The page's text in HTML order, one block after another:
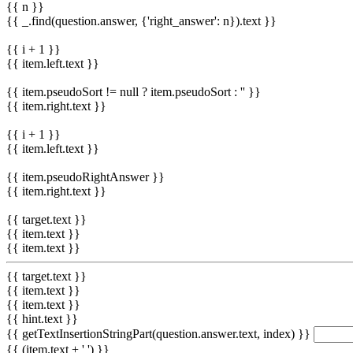
{{ n }}
{{ _.find(question.answer, {'right_answer': n}).text }}
{{ i + 1 }}
{{ item.left.text }}
{{ item.pseudoSort != null ? item.pseudoSort : '' }}
{{ item.right.text }}
{{ i + 1 }}
{{ item.left.text }}
{{ item.pseudoRightAnswer }}
{{ item.right.text }}
{{ target.text }}
{{ item.text }}
{{ item.text }}
{{ target.text }}
{{ item.text }}
{{ item.text }}
{{ hint.text }}
{{ getTextInsertionStringPart(question.answer.text, index) }}
{{ (item.text + ' ') }}